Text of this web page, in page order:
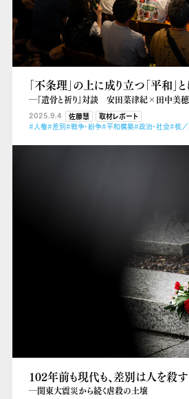
「不条理」の上に成り立つ「平和」
―『遺骨と祈り』対談 安田菜津紀×田中美
2025.9.4 佐藤慧
取材レポート
#人権#差別#戦争・紛争#平和構築#政治・社会#核
102年前も現代も、差別は人を殺す
―関東大震災から続く虐殺の土壌